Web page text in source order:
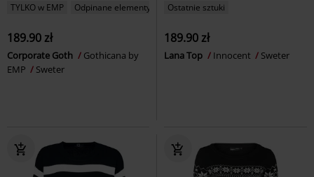
TYLKO w EMP Odpinane elementy
189.90 zł
Corporate Goth
Gothicana by
EMP
Sweter
Ostatnie sztuki
189.90 zł
Lana Top Innocent Sweter